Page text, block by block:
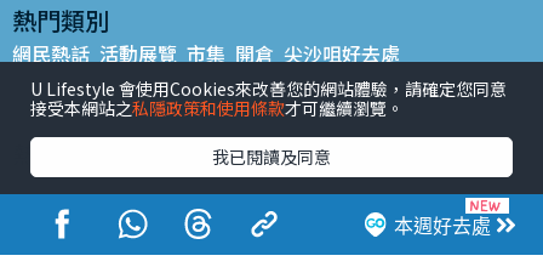
本週好去處
熱門類別
網民熱話 活動展覽 市集 開倉 尖沙咀好去處
銅鑼灣好去處 元朗好去處 荃灣好去處 旺角好去處 社會
餐廳情報 戶外郊遊
熱門標籤
#UGO搵好去處 #人氣活動推介 #美食社群熱話
#親子玩樂好去處
#ULifestyle應用程式
#限時搶
#UJetso禮物放送
#ULifestyle商戶中心 #著數 #網絡熱話
U Lifestyle 會使用Cookies來改善您的網站體驗，請確定您同意
接受本網站之私隱政策和使用條款才可繼續瀏覽。
我已閱讀及同意